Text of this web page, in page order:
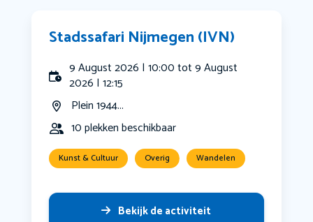
Stadssafari Nijmegen (IVN)
9 August 2026 | 10:00 tot 9 August
2026 | 12:15
Plein 1944...
10 plekken beschikbaar
Kunst & Cultuur Overig Wandelen
Bekijk de activiteit